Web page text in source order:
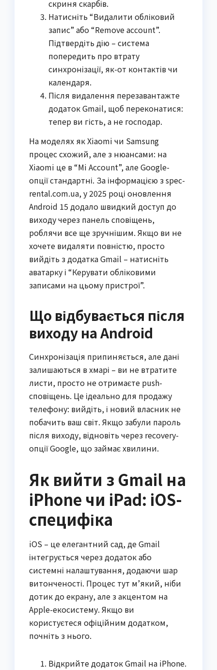
скриня скарбів.
Натисніть “Видалити обліковий
запис” або “Remove account”.
Підтвердіть дію – система
попередить про втрату
синхронізації, як-от контактів чи
календаря.
Після видалення перезавантажте
додаток Gmail, щоб переконатися:
тепер ви гість, а не господар.
На моделях як Xiaomi чи Samsung
процес схожий, але з нюансами: на
Xiaomi це в “Mi Account”, але Google-
опції стандартні. За інформацією з spec-
rental.com.ua, у 2025 році оновлення
Android 15 додало швидкий доступ до
виходу через панель сповіщень,
роблячи все ще зручнішим. Якщо ви не
хочете видаляти повністю, просто
вийдіть з додатка Gmail – натисніть
аватарку і “Керувати обліковими
записами на цьому пристрої”.
Що відбувається після
виходу на Android
Синхронізація припиняється, але дані
залишаються в хмарі – ви не втратите
листи, просто не отримаєте push-
сповіщень. Це ідеально для продажу
телефону: вийдіть, і новий власник не
побачить ваш світ. Якщо забули пароль
після виходу, відновіть через recovery-
опції Google, що займає хвилини.
Як вийти з Gmail на
iPhone чи iPad: iOS-
специфіка
iOS – це елегантний сад, де Gmail
інтегрується через додаток або
системні налаштування, додаючи шар
витонченості. Процес тут м’який, ніби
дотик до екрану, але з акцентом на
Apple-екосистему. Якщо ви
користуєтеся офіційним додатком,
почніть з нього.
Відкрийте додаток Gmail на iPhone.